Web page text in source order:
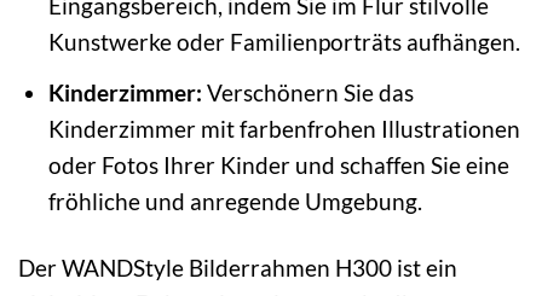
Kunstwerke oder Familienporträts aufhängen.
Kinderzimmer: Verschönern Sie das
Kinderzimmer mit farbenfrohen Illustrationen
oder Fotos Ihrer Kinder und schaffen Sie eine
fröhliche und anregende Umgebung.
Der WANDStyle Bilderrahmen H300 ist ein